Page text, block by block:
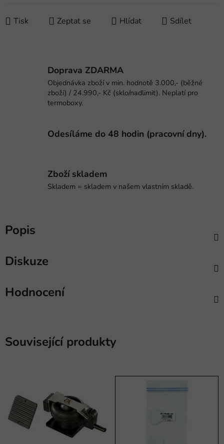
Tisk Zeptat se Hlídat Sdílet
Doprava ZDARMA
Objednávka zboží v min. hodnotě 3.000,- (běžné
zboží) / 24.990,- Kč (sklo/nadlimit). Neplatí pro
termoboxy.
Odesíláme do 48 hodin (pracovní dny).
Zboží skladem
Skladem = skladem v našem vlastním skladě.
Popis
Diskuze
Hodnocení
Související produkty